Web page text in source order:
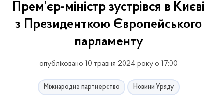
Прем’єр-міністр зустрівся в Києві
з Президенткою Європейського
парламенту
опубліковано 10 травня 2024 року о 17:00
Міжнародне партнерство Новини Уряду